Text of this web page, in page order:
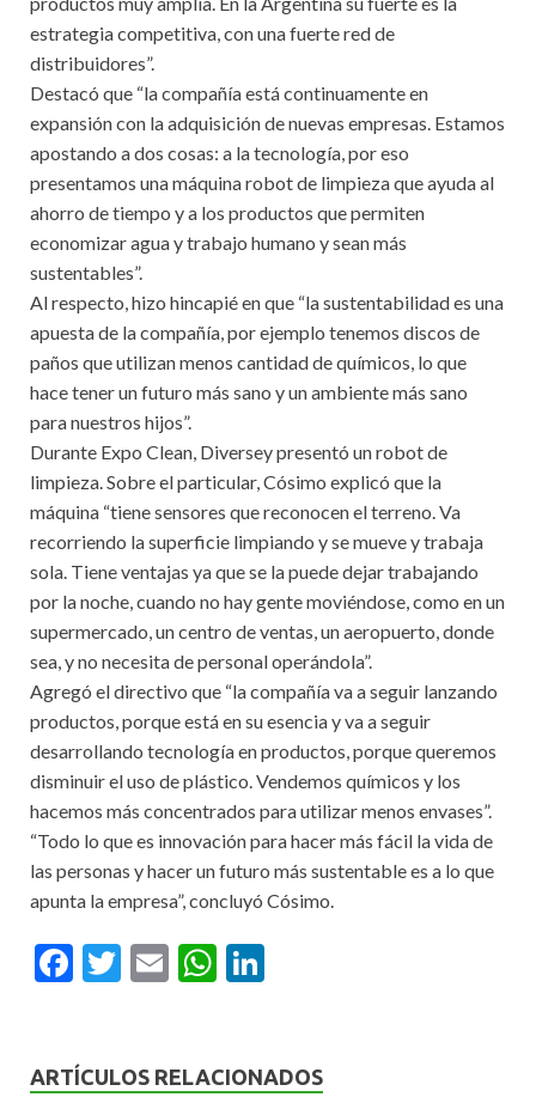
estrategia competitiva, con una fuerte red de
distribuidores”.
Destacó que “la compañía está continuamente en
expansión con la adquisición de nuevas empresas. Estamos
apostando a dos cosas: a la tecnología, por eso
presentamos una máquina robot de limpieza que ayuda al
ahorro de tiempo y a los productos que permiten
economizar agua y trabajo humano y sean más
sustentables”.
Al respecto, hizo hincapié en que “la sustentabilidad es una
apuesta de la compañía, por ejemplo tenemos discos de
paños que utilizan menos cantidad de químicos, lo que
hace tener un futuro más sano y un ambiente más sano
para nuestros hijos”.
Durante Expo Clean, Diversey presentó un robot de
limpieza. Sobre el particular, Cósimo explicó que la
máquina “tiene sensores que reconocen el terreno. Va
recorriendo la superficie limpiando y se mueve y trabaja
sola. Tiene ventajas ya que se la puede dejar trabajando
por la noche, cuando no hay gente moviéndose, como en un
supermercado, un centro de ventas, un aeropuerto, donde
sea, y no necesita de personal operándola”.
Agregó el directivo que “la compañía va a seguir lanzando
productos, porque está en su esencia y va a seguir
desarrollando tecnología en productos, porque queremos
disminuir el uso de plástico. Vendemos químicos y los
hacemos más concentrados para utilizar menos envases”.
“Todo lo que es innovación para hacer más fácil la vida de
las personas y hacer un futuro más sustentable es a lo que
apunta la empresa”, concluyó Cósimo.
F
b
T
er
E
l
W
s
dI
ARTÍCULOS RELACIONADOS